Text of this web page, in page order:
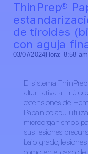
ThinPrep®
de tiroides
con aguja
03/07/2024 Hora: 8:58 am
El sistema
alternativa al
extensiones de
Papanicolaou
microorganismos
sus lesiones
bajo grado,
como en el caso